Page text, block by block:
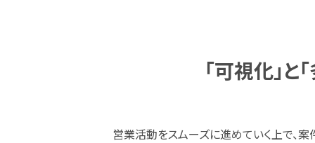
「可視化」
営業活動をスムーズに進めていく上で、